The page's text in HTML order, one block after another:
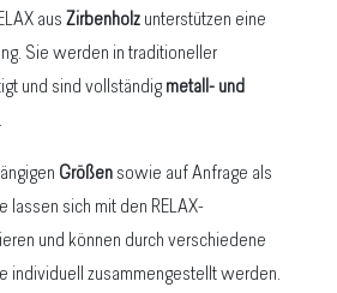
ausZirbenholz unterstützen eine
Sie werden in traditioneller
und sind vollständig metall- und
Größen sowie auf Anfrage als
lassen sich mit den RELAX-
und können durch verschiedene
individuell zusammengestellt werden.